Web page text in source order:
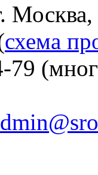
схема
79